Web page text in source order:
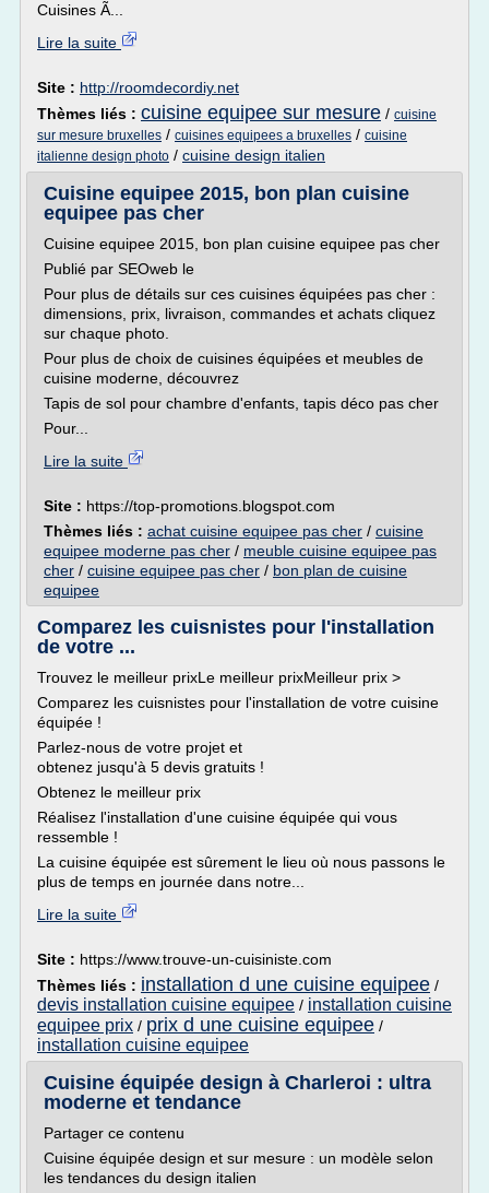
Cuisines Ã...
Lire la suite
Site : http://roomdecordiy.net
Thèmes liés : cuisine equipee sur mesure / cuisine
sur mesure bruxelles / cuisines equipees a bruxelles / cuisine
italienne design photo / cuisine design italien
Cuisine equipee 2015, bon plan cuisine
equipee pas cher
Cuisine equipee 2015, bon plan cuisine equipee pas cher
Publié par SEOweb le
Pour plus de détails sur ces cuisines équipées pas cher :
dimensions, prix, livraison, commandes et achats cliquez
sur chaque photo.
Pour plus de choix de cuisines équipées et meubles de
cuisine moderne, découvrez
Tapis de sol pour chambre d'enfants, tapis déco pas cher
Pour...
Lire la suite
Site : https://top-promotions.blogspot.com
Thèmes liés : achat cuisine equipee pas cher / cuisine
equipee moderne pas cher / meuble cuisine equipee pas
cher / cuisine equipee pas cher / bon plan de cuisine
equipee
Comparez les cuisnistes pour l'installation
de votre ...
Trouvez le meilleur prixLe meilleur prixMeilleur prix >
Comparez les cuisnistes pour l'installation de votre cuisine
équipée !
Parlez-nous de votre projet et
obtenez jusqu'à 5 devis gratuits !
Obtenez le meilleur prix
Réalisez l'installation d'une cuisine équipée qui vous
ressemble !
La cuisine équipée est sûrement le lieu où nous passons le
plus de temps en journée dans notre...
Lire la suite
Site : https://www.trouve-un-cuisiniste.com
Thèmes liés : installation d une cuisine equipee /
devis installation cuisine equipee / installation cuisine
equipee prix / prix d une cuisine equipee /
installation cuisine equipee
Cuisine équipée design à Charleroi : ultra
moderne et tendance
Partager ce contenu
Cuisine équipée design et sur mesure : un modèle selon
les tendances du design italien